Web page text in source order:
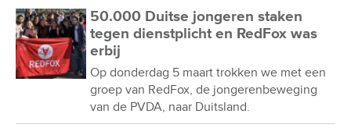
50.000 Duitse jongeren staken
tegen dienstplicht en RedFox was
erbij
Op donderdag 5 maart trokken we met een
groep van RedFox, de jongerenbeweging
van de PVDA, naar Duitsland.